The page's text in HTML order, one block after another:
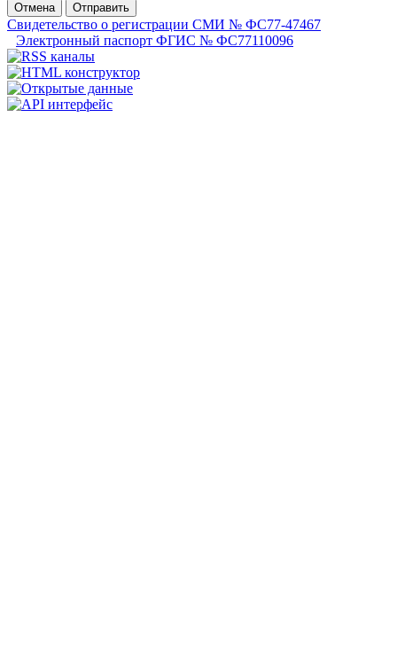
Отмена
Отправить
Свидетельство о регистрации СМИ № ФС77-47467
Электронный паспорт ФГИС № ФС77110096